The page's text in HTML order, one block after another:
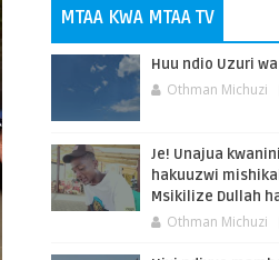
MTAA KWA MTAA TV
Huu ndio Uzuri
Othman Michuzi
Je! Unajua
hakuuzwi
Msikilize Dullah
Othman Michuzi